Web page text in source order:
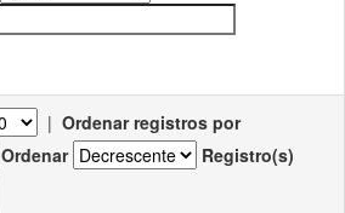
| Ordenar registros por
Ordenar
Registro(s)